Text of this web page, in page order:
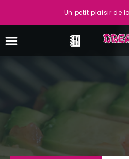
Un petit plaisir de
ACCUEIL
LA CARTE
VOTRE COMPTE